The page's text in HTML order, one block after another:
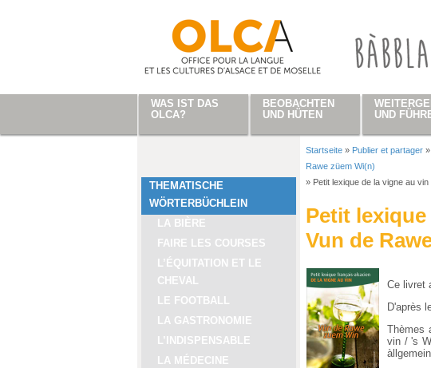
THEMATISCHE
WÖRTERBÜCHLEIN
LA BIÈRE
FAIRE LES COURSES
L’ÉQUITATION ET LE
CHEVAL
LE FOOTBALL
LA GASTRONOMIE
L’INDISPENSABLE
LA MÉDECINE
Sie sind hier
Startseite » Publier et partager »
Rawe züem Wi(n)
» Petit lexique de la vigne au
Petit
Vun de
Ce livret
D'après
Thèmes
vin / 's
WAS IST DAS
OLCA?
BEOBACHTEN
UND HÜTEN
UND